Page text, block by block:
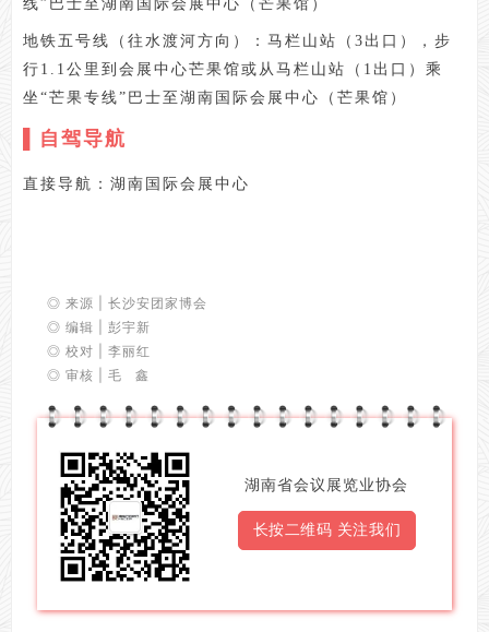
线”巴士至湖南国际会展中心（芒果馆）
地铁五号线（往水渡河方向）：马栏山站（3出口），步
行1.1公里到会展中心芒果馆或从马栏山站（1出口）乘
坐“芒果专线”巴士至湖南国际会展中心（芒果馆）
▌自驾导航
直接导航：湖南国际会展中心
◎ 来源 | 长沙安团家博会
◎ 编辑 | 彭宇新
◎ 校对 | 李丽红
◎ 审核 | 毛 鑫
湖南省会议展览业协会
长按二维码 关注我们